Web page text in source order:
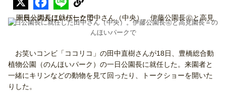
一日公園長に就任した田中さん（中央）。伊藤公園長㊨と高見園長＝の
んほいパークで
お笑いコンビ「ココリコ」の田中直樹さんが18日、豊橋総合動
植物公園（のんほいパーク）の一日公園長に就任した。来園者と
一緒にキリンなどの動物を見て回ったり、トークショーを開いた
りした。